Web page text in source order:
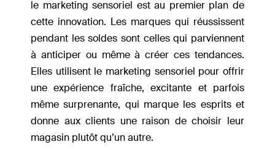
le marketing sensoriel est au premier plan de
cette innovation. Les marques qui réussissent
pendant les soldes sont celles qui parviennent
à anticiper ou même à créer ces tendances.
Elles utilisent le marketing sensoriel pour offrir
une expérience fraîche, excitante et parfois
même surprenante, qui marque les esprits et
donne aux clients une raison de choisir leur
magasin plutôt qu’un autre.